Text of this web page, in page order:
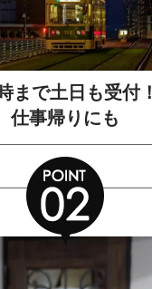
まで土日も受付！
仕事帰りにも